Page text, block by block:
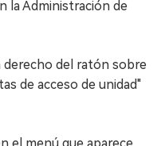
la Administración de
del ratón sobre
de acceso de unidad"